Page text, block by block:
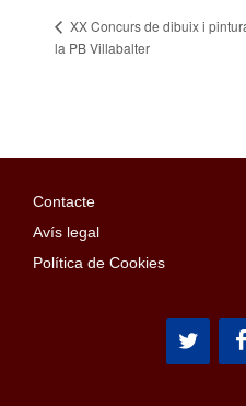
XX Concurs de dibuix i
la PB Villabalter
Contacte
Avís legal
Política de Cookies